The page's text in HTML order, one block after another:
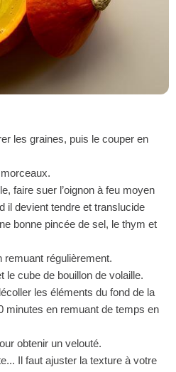
les graines, puis le couper en
morceaux.
faire suer l’oignon à feu moyen
il devient tendre et translucide
bonne pincée de sel, le thym et
remuant régulièrement.
le cube de bouillon de volaille.
les éléments du fond de la
minutes en remuant de temps en
obtenir un velouté.
Il faut ajuster la texture à votre